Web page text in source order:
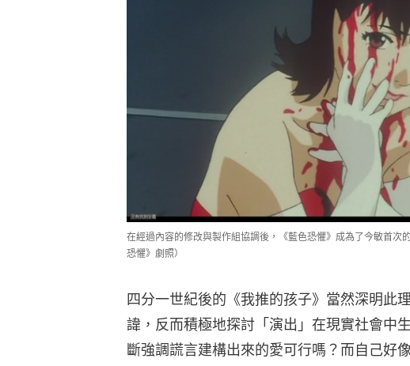
在經過內容的修改與製作組協調後，《藍色恐懼》成為了今敏首次
恐懼》劇照）
四分一世紀後的《我推的孩子》當然深明此
諱，反而積極地探討「演出」在現實社會中
斷強調謊言建構出來的愛可行嗎？而自己好